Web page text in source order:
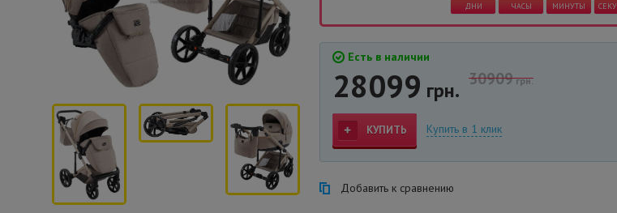
ДНИ ЧАСЫ МИНУТЫ
Есть в наличии
30909грн.
28099 грн.
КУПИТЬ Купить в 1 клик
Добавить к сравнению